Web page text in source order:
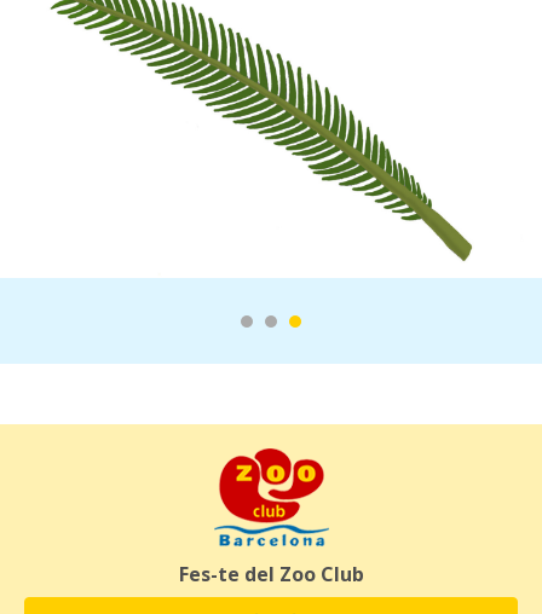
Fes-te del Zoo Club